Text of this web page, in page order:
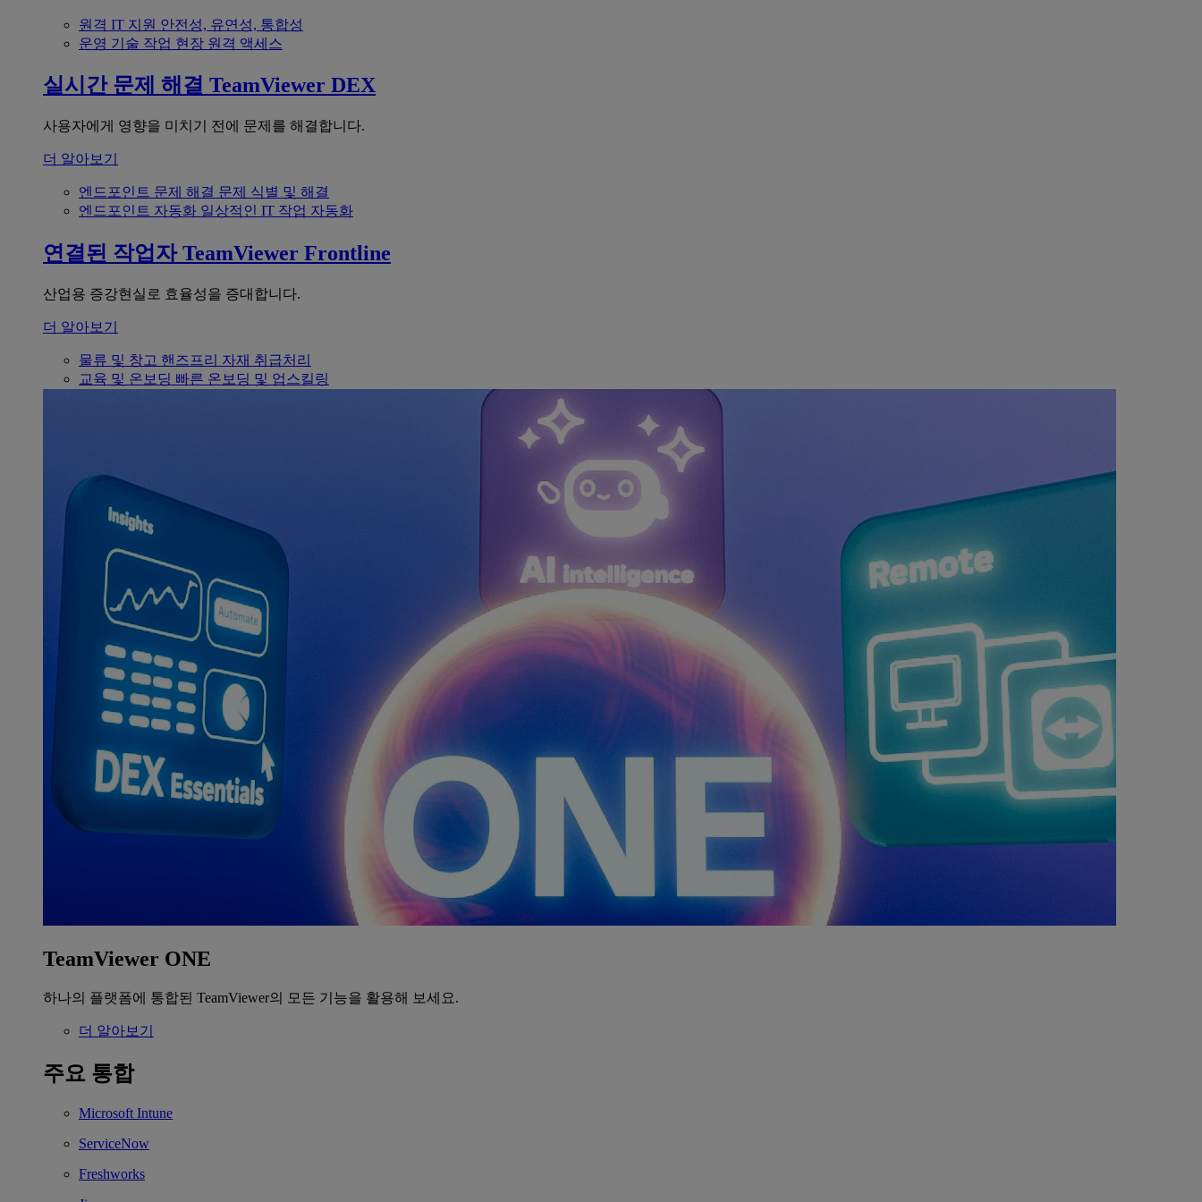
원격 IT 지원 안전성, 유연성, 통합성
운영 기술 작업 현장 원격 액세스
실시간 문제 해결 TeamViewer DEX
사용자에게 영향을 미치기 전에 문제를 해결합니다.
더 알아보기
엔드포인트 문제 해결 문제 식별 및 해결
엔드포인트 자동화 일상적인 IT 작업 자동화
연결된 작업자 TeamViewer Frontline
산업용 증강현실로 효율성을 증대합니다.
더 알아보기
물류 및 창고 핸즈프리 자재 취급처리
교육 및 온보딩 빠른 온보딩 및 업스킬링
TeamViewer ONE
하나의 플랫폼에 통합된 TeamViewer의 모든 기능을 활용해 보세요.
더 알아보기
주요 통합
Microsoft Intune
ServiceNow
Freshworks